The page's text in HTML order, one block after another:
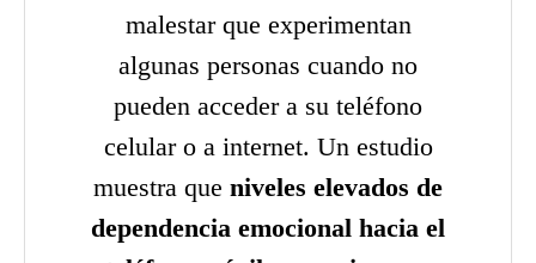
malestar que experimentan
algunas personas cuando no
pueden acceder a su teléfono
celular o a internet. Un estudio
muestra que niveles elevados de
dependencia emocional hacia el